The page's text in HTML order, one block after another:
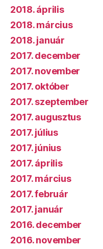
2018. április
2018. március
2018. január
2017. december
2017. november
2017. október
2017. szeptember
2017. augusztus
2017. július
2017. június
2017. április
2017. március
2017. február
2017. január
2016. december
2016. november